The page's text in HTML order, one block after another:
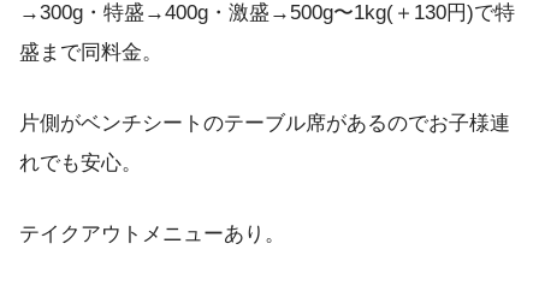
→300g・特盛→400g・激盛→500g〜1kg(＋130円)で特
盛まで同料金。
片側がベンチシートのテーブル席があるのでお子様連
れでも安心。
テイクアウトメニューあり。